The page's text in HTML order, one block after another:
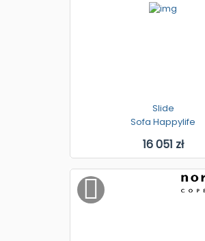
Slide
Sofa Happylife
16 051 zł